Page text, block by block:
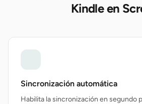
Kindle en
Sincronización automática
Habilita la sincronización en segundo